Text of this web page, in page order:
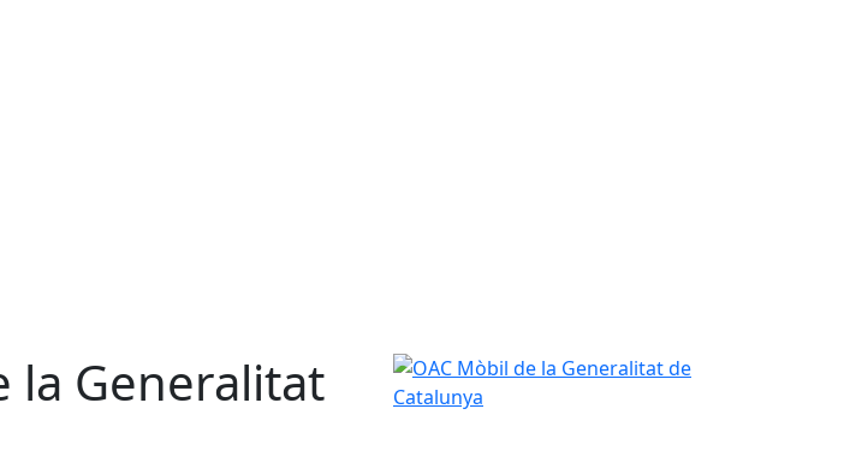
la Generalitat
OAC Mòbil de la Generalitat de Catalunya